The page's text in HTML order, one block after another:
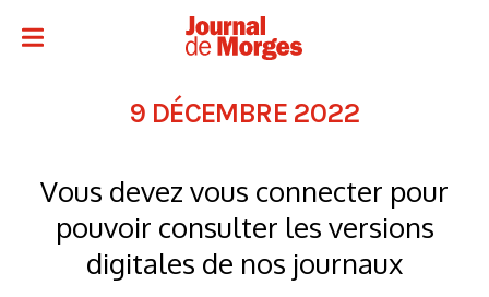
9 DÉCEMBRE 2022
Vous devez vous connecter pour
pouvoir consulter les versions
digitales de nos journaux